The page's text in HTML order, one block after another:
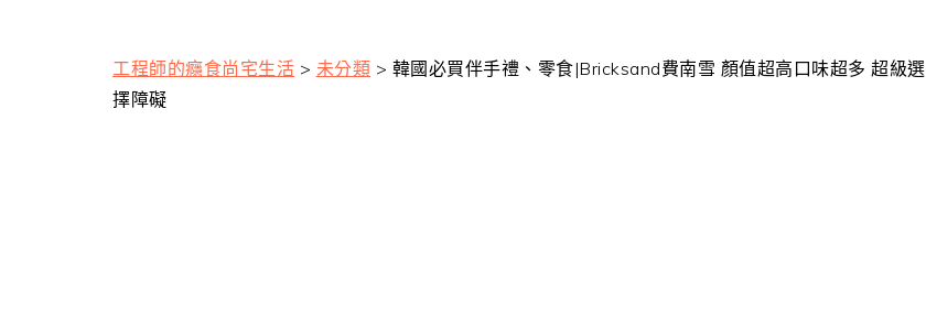
工程師的癮食尚宅生活 > 未分類 > 韓國必買伴手禮、零食|Bricksand費南雪 顏值超高口味超多 超級選
擇障礙